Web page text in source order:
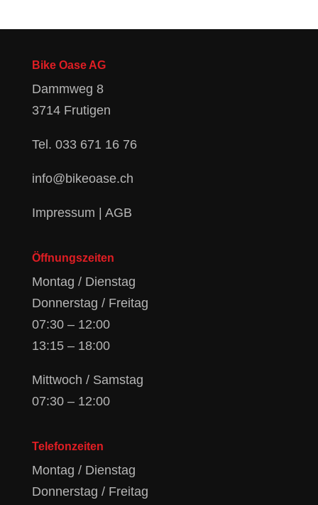
Bike Oase AG
Dammweg 8
3714 Frutigen
Tel. 033 671 16 76
info@bikeoase.ch
Impressum | AGB
Öffnungszeiten
Montag / Dienstag
Donnerstag / Freitag
07:30 – 12:00
13:15 – 18:00
Mittwoch / Samstag
07:30 – 12:00
Telefonzeiten
Montag / Dienstag
Donnerstag / Freitag